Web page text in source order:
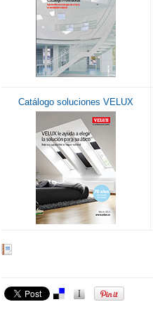
Catálogo soluciones VELUX
¿Recordar contraseña? ¿Recordar
Captcha
or